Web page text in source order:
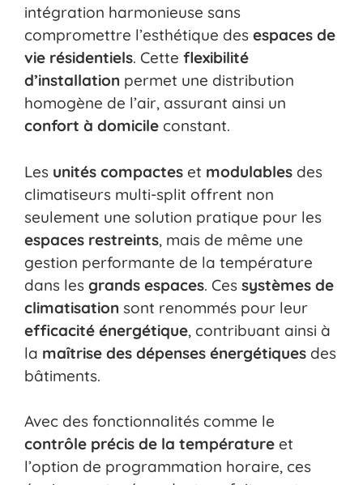
intégration harmonieuse sans
compromettre l’esthétique des espaces de
vie résidentiels. Cette flexibilité
d’installation permet une distribution
homogène de l’air, assurant ainsi un
confort à domicile constant.
Les unités compactes et modulables des
climatiseurs multi-split offrent non
seulement une solution pratique pour les
espaces restreints, mais de même une
gestion performante de la température
dans les grands espaces. Ces systèmes de
climatisation sont renommés pour leur
efficacité énergétique, contribuant ainsi à
la maîtrise des dépenses énergétiques des
bâtiments.
Avec des fonctionnalités comme le
contrôle précis de la température et
l’option de programmation horaire, ces